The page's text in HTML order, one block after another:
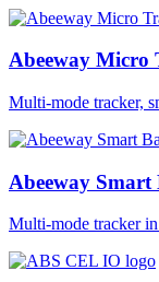
Abeeway Micro
Multi-mode tracker,
Abeeway Smart
Multi-mode tracker